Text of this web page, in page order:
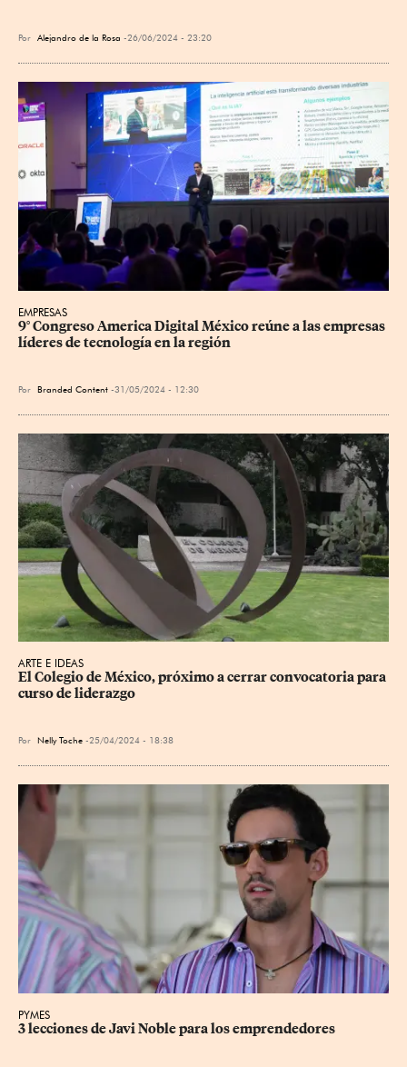
Por Alejandro de la Rosa 26/06/2024 - 23:20
EMPRESAS
9° Congreso America Digital México reúne a las empresas
líderes de tecnología en la región
Por Branded Content 31/05/2024 - 12:30
ARTE E IDEAS
El Colegio de México, próximo a cerrar convocatoria para
curso de liderazgo
Por Nelly Toche 25/04/2024 - 18:38
PYMES
3 lecciones de Javi Noble para los emprendedores